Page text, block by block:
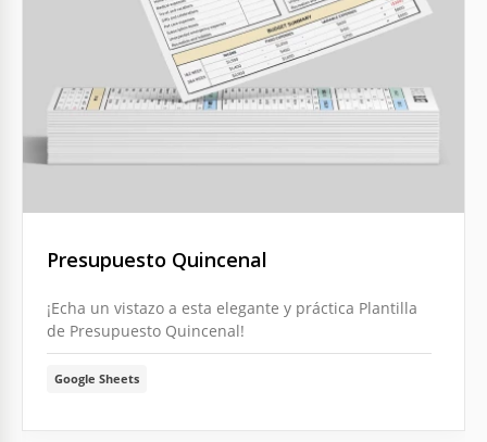
Presupuesto Quincenal
¡Echa un vistazo a esta elegante y práctica Plantilla
de Presupuesto Quincenal!
Google Sheets